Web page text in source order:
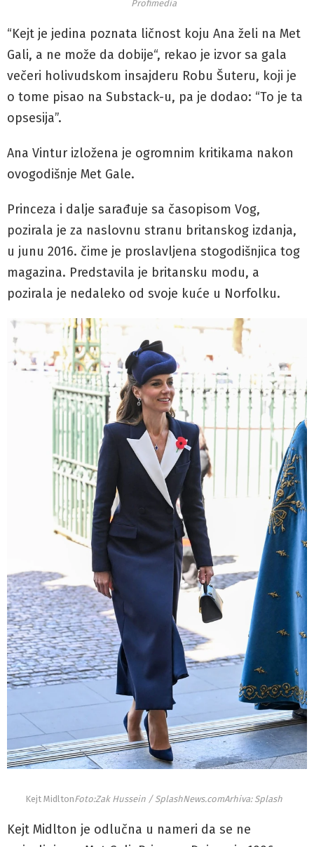
Profimedia
“Kejt je jedina poznata ličnost koju Ana želi na Met
Gali, a ne može da dobije“, rekao je izvor sa gala
večeri holivudskom insajderu Robu Šuteru, koji je
o tome pisao na Substack-u, pa je dodao: “To je ta
opsesija”.
Ana Vintur izložena je ogromnim kritikama nakon
ovogodišnje Met Gale.
Princeza i dalje sarađuje sa časopisom Vog,
pozirala je za naslovnu stranu britanskog izdanja,
u junu 2016. čime je proslavljena stogodišnjica tog
magazina. Predstavila je britansku modu, a
pozirala je nedaleko od svoje kuće u Norfolku.
Kejt MidltonFoto:Zak Hussein / SplashNews.comArhiva: Splash
Kejt Midlton je odlučna u nameri da se ne